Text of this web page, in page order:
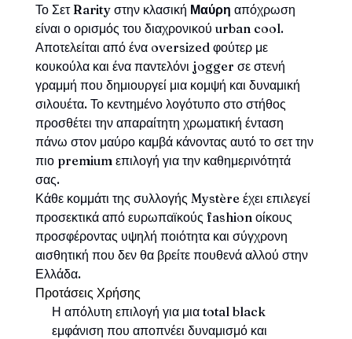
Το Σετ Rarity στην κλασική Μαύρη απόχρωση
είναι ο ορισμός του διαχρονικού urban cool.
Αποτελείται από ένα oversized φούτερ με
κουκούλα και ένα παντελόνι jogger σε στενή
γραμμή που δημιουργεί μια κομψή και δυναμική
σιλουέτα. Το κεντημένο λογότυπο στο στήθος
προσθέτει την απαραίτητη χρωματική ένταση
πάνω στον μαύρο καμβά κάνοντας αυτό το σετ την
πιο premium επιλογή για την καθημερινότητά
σας.
Κάθε κομμάτι της συλλογής Mystère έχει επιλεγεί
προσεκτικά από ευρωπαϊκούς fashion οίκους
προσφέροντας υψηλή ποιότητα και σύγχρονη
αισθητική που δεν θα βρείτε πουθενά αλλού στην
Ελλάδα.
Προτάσεις Χρήσης
Η απόλυτη επιλογή για μια total black
εμφάνιση που αποπνέει δυναμισμό και